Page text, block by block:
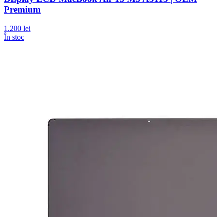
Premium
1.200 lei
În stoc